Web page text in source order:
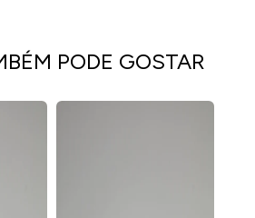
PODE GOSTAR